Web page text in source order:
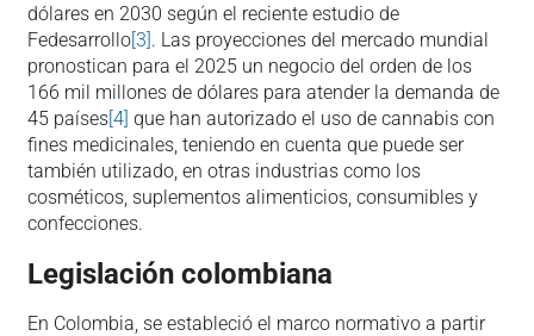
dólares en 2030 según el reciente estudio de
Fedesarrollo[3]. Las proyecciones del mercado mundial
pronostican para el 2025 un negocio del orden de los
166 mil millones de dólares para atender la demanda de
45 países[4] que han autorizado el uso de cannabis con
fines medicinales, teniendo en cuenta que puede ser
también utilizado, en otras industrias como los
cosméticos, suplementos alimenticios, consumibles y
confecciones.
Legislación colombiana
En Colombia, se estableció el marco normativo a partir